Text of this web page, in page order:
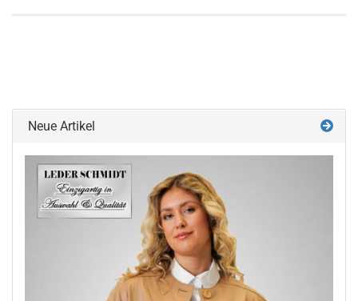
Neue Artikel